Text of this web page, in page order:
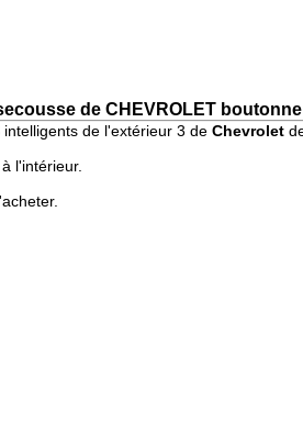
de CHEVROLET
de l'extérieur 3 de Chevrolet
l'intérieur.